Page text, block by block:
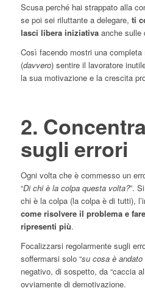
Scusa perché hai strappato alla
se poi sei riluttante a delegare, ti
lasci libera iniziativaanche sulle
Così facendo mostri una
(davvero) sentire il lavoratore
la sua motivazione e la crescita
2.
sugli errori
Ogni volta che è commesso un
“Di chi è la colpa questa volta?”.
chi è la colpa (la colpa è di tutti),
come risolvere il problema e
ripresenti più.
Focalizzarsi regolarmente sugli
soffermarsi solo “su cosa è andato
negativo, di sospetto, da “caccia
ovviamente di demotivazione.